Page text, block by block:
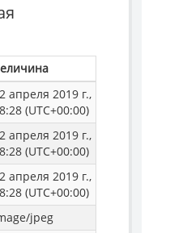
апреля 2019 г.,
(UTC+00:00)
апреля 2019 г.,
(UTC+00:00)
апреля 2019 г.,
(UTC+00:00)
jpeg